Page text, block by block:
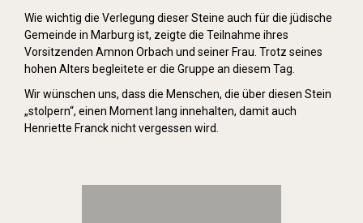
Wie wichtig die Verlegung dieser Steine auch für die jüdische
Gemeinde in Marburg ist, zeigte die Teilnahme ihres
Vorsitzenden Amnon Orbach und seiner Frau. Trotz seines
hohen Alters begleitete er die Gruppe an diesem Tag.
Wir wünschen uns, dass die Menschen, die über diesen Stein
„stolpern“, einen Moment lang innehalten, damit auch
Henriette Franck nicht vergessen wird.